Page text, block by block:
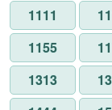
1111
1155
1313